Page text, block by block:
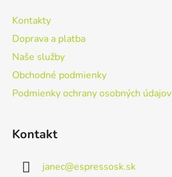
Kontakty
Doprava a platba
Naše služby
Obchodné podmienky
Podmienky ochrany osobných údajov
Kontakt
janec@espressosk.sk